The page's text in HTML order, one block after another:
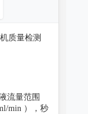
质量检测
流量范围
min ），秒